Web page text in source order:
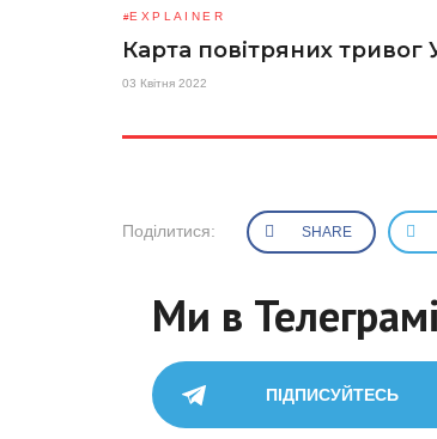
EXPLAINER
Карта повітряних тривог
03 Квітня 2022
Поділитися: SHARE
Ми в Телеграмі
ПІДПИСУЙТЕСЬ